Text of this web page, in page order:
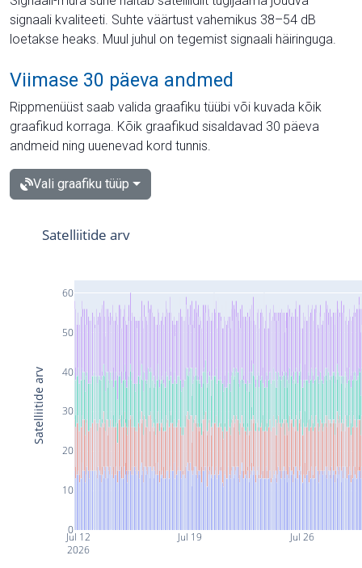
signaali kvaliteeti. Suhte väärtust vahemikus 38–54 dB
loetakse heaks. Muul juhul on tegemist signaali häiringuga.
Viimase 30 päeva andmed
Rippmenüüst saab valida graafiku tüübi või kuvada kõik
graafikud korraga. Kõik graafikud sisaldavad 30 päeva
andmeid ning uuenevad kord tunnis.
Vali graafiku tüüp
Jul 12
2026
Jul 19 Jul 26
0
10
20
30
40
50
60
Satelliitide arv
Satelliitide arv